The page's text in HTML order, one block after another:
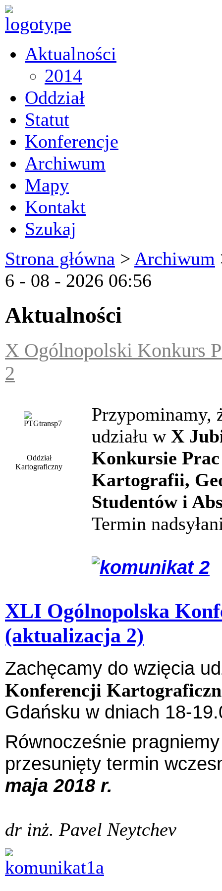
Aktualności
2014
Oddział
Statut
Konferencje
Archiwum
Mapy
Kontakt
Szukaj
Strona główna > Archiwum
6 - 08 - 2026 06:56
Aktualności
X Ogólnopolski Konkurs
2
Oddział
Kartograficzny
Przypominamy,
udziału w X
Konkursie
Kartografii,
Studentów i
Termin
XLI Ogólnopolska
(aktualizacja 2)
Zachęcamy do wzięcia
Konferencji
Gdańsku w dniach 18-
Równocześnie
przesunięty termin
maja 2018 r.
dr inż. Pavel Neytchev